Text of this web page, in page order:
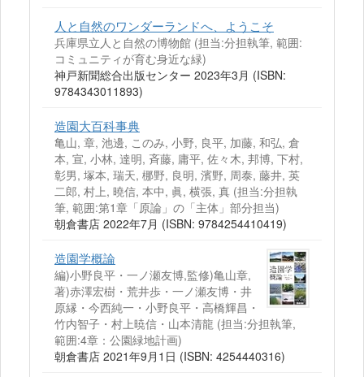
人と自然のワンダーランドへ、ようこそ
兵庫県立人と自然の博物館 (担当:分担執筆, 範囲:
コミュニティが育む身近な緑)
神戸新聞総合出版センター 2023年3月 (ISBN:
9784343011893)
造園大百科事典
亀山, 章, 池邊, このみ, 小野, 良平, 加藤, 和弘, 倉
本, 宣, 小林, 達明, 斉藤, 庸平, 佐々木, 邦博, 下村,
彰男, 塚本, 瑞天, 梛野, 良明, 濱野, 周泰, 藤井, 英
二郎, 村上, 曉信, 本中, 眞, 横張, 真 (担当:分担執
筆, 範囲:第1章「原論」の「主体」部分担当)
朝倉書店 2022年7月 (ISBN: 9784254410419)
造園学概論
編)小野良平・一ノ瀬友博,監修)亀山章,
著)赤澤宏樹・荒井歩・一ノ瀬友博・井
原縁・今西純一・小野良平・高橋輝昌・
竹内智子・村上暁信・山本清龍 (担当:分担執筆,
範囲:4章：公園緑地計画)
朝倉書店 2021年9月1日 (ISBN: 4254440316)